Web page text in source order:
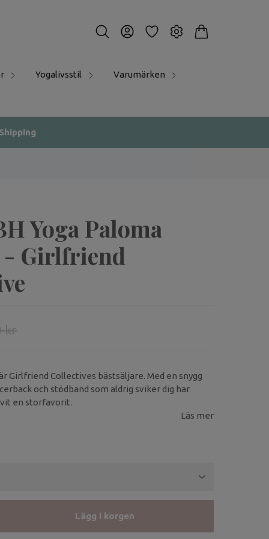
Yogalivsstil Varumärken
Yoga Paloma
- Girlfriend
kr
Girlfriend Collectives bästsäljare. Med en snygg
och stödband som aldrig sviker dig har
en storfavorit.
Läs mer
Lägg i korgen